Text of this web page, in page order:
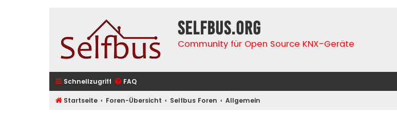
selfbus.org
Community für Open Source KNX-Geräte
Schnellzugriff FAQ
Startseite Foren-Übersicht Selfbus Foren Allgemein